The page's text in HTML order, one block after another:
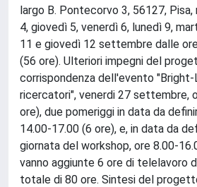
largo B. Pontecorvo 3, 56127,
4, giovedì 5, venerdì 6, lunedì 9,
11 e giovedì 12 settembre dalle
(56 ore). Ulteriori impegni del
corrispondenza dell'evento
ricercatori", venerdi 27 settembre,
ore), due pomeriggi in data da
14.00-17.00 (6 ore), e, in data da
giornata del workshop, ore 8.00-
vanno aggiunte 6 ore di telelavoro
totale di 80 ore. Sintesi del